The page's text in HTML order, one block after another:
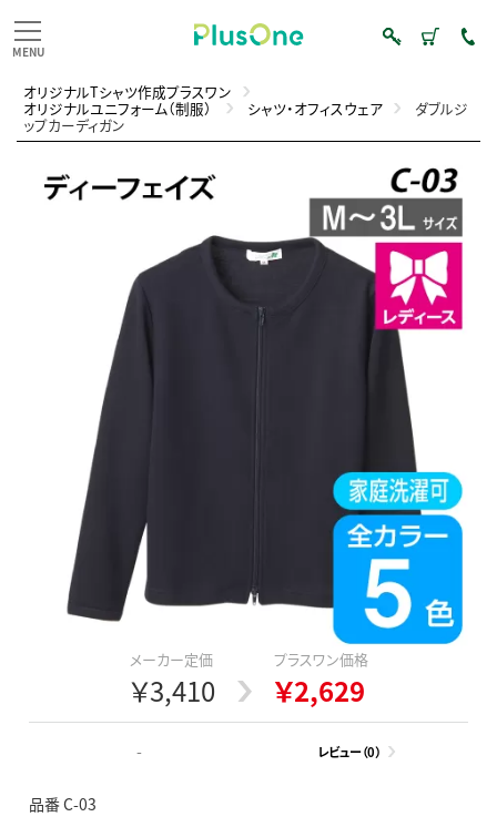
オリジナルTシャツ作成プラスワン
オリジナルユニフォーム（制服） シャツ・オフィスウェア ダブルジ
ップカーディガン
メーカー定価
￥3,410
プラスワン価格
￥2,629
- レビュー（0）
品番 C-03